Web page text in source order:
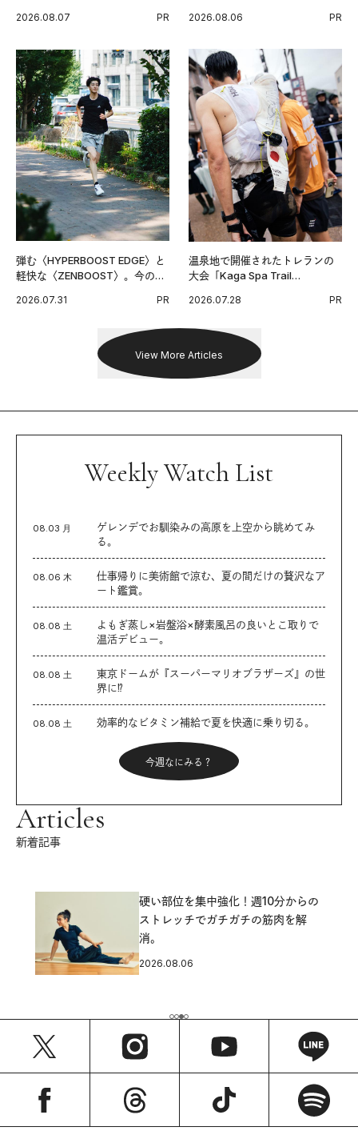
グ習慣。
2026.08.07 PR 2026.08.06 PR
弾む〈HYPERBOOST EDGE〉と
軽快な〈ZENBOOST〉。今の時
出した新機軸。
2026.07.31 PR
温泉地で開催されたトレランの
大会「Kaga Spa Trail
戦を夢見るランナーたちの奮闘
2026.07.28 PR
View More Articles
Weekly Watch List
08.03 月
ゲレンデでお馴染みの高原を上空から眺めてみ
る。
08.06 木
仕事帰りに美術館で涼む、夏の間だけの贅沢なア
ート鑑賞。
08.08 土
よもぎ蒸し×岩盤浴×酵素風呂の良いとこ取りで
温活デビュー。
08.08 土
東京ドームが『スーパーマリオブラザーズ』の世
界に⁉︎
08.08 土 効率的なビタミン補給で夏を快適に乗り切る。
今週なにみる？
Articles
新着記事
硬い部位を集中強化！週10分からの
ストレッチでガチガチの筋肉を解
消。
2026.08.06